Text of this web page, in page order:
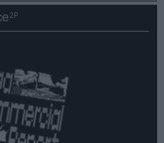
2P